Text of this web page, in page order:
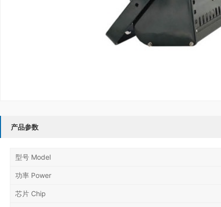
产品参数
型号 Model
功率 Power
芯片 Chip